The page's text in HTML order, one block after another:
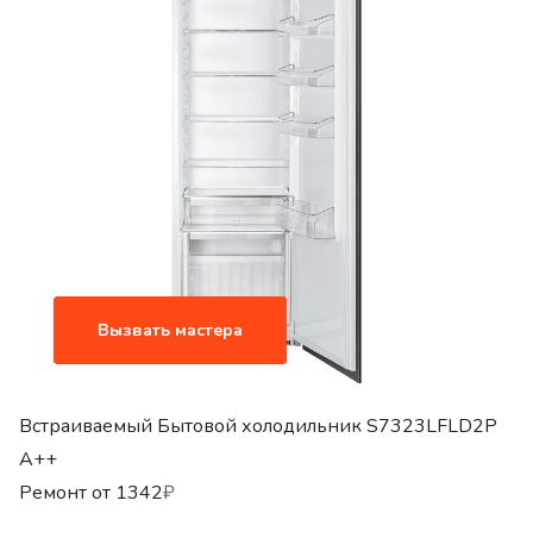
Вызвать мастера
Встраиваемый Бытовой холодильник S7323LFLD2P
A++
Ремонт от 1342₽